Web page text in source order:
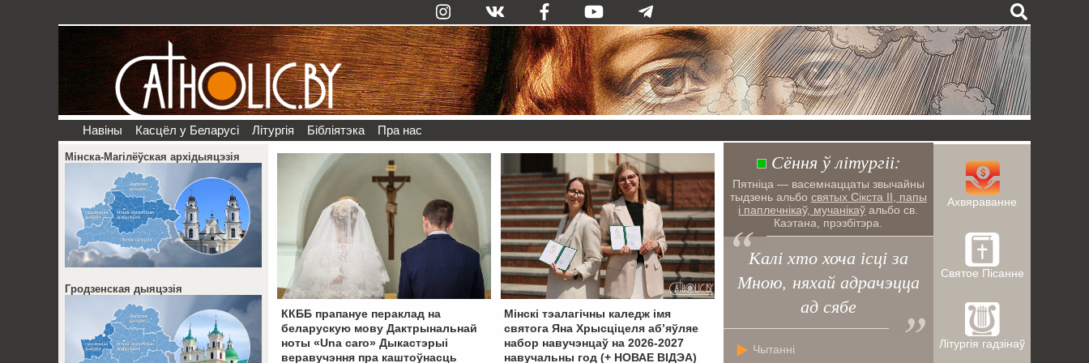
Навіны Касцёл у Беларусі Літургія Бібліятэка Пра нас
Мінска-Магілёўская архідыяцэзія
Гродзенская дыяцэзія
ККББ прапануе пераклад на
беларускую мову Дактрынальнай
ноты «Una caro» Дыкастэрыі
веравучэння пра каштоўнасць
Мінскі тэалагічны каледж імя
святога Яна Хрысціцеля аб’яўляе
набор навучэнцаў на 2026-2027
навучальны год (+ НОВАЕ ВІДЭА)
Сёння ў літургіі:
Пятніца — васемнаццаты звычайны
тыдзень альбо святых Сікста ІІ, папы
і паплечнікаў, мучанікаў альбо св.
Каэтана, прэзбітэра.
Калі хто хоча ісці за
Мною, няхай адрачэцца
ад сябе
Чытанні
Ахвяраванне
Святое Пісанне
Літургія гадзінаў